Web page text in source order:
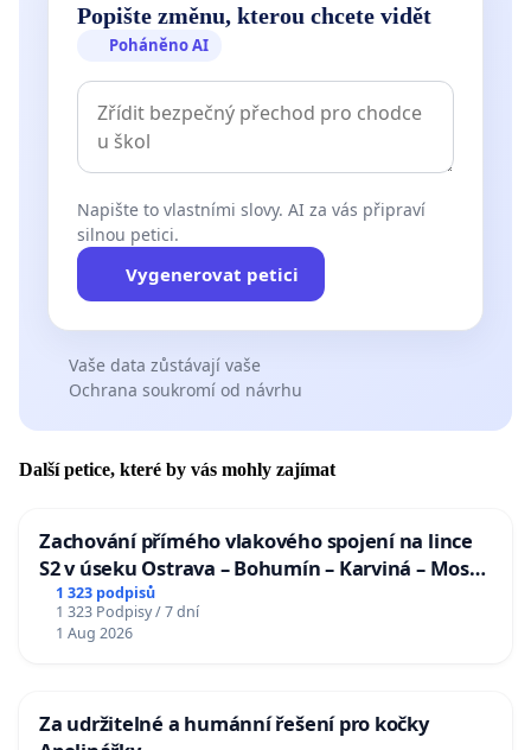
Popište změnu, kterou chcete vidět
Poháněno AI
Napište to vlastními slovy. AI za vás připraví
silnou petici.
Vygenerovat petici
Vaše data zůstávají vaše
Ochrana soukromí od návrhu
Další petice, které by vás mohly zajímat
Zachování přímého vlakového spojení na lince
S2 v úseku Ostrava – Bohumín – Karviná – Mosty
u Jablunkova
1 323 podpisů
1 323 Podpisy / 7 dní
1 Aug 2026
Za udržitelné a humánní řešení pro kočky